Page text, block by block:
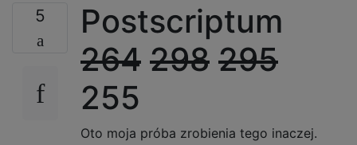
5
Postscriptum
264 298 295
255
Oto moja próba zrobienia tego inaczej.